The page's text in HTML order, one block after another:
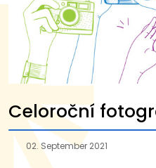
Celoroční
02. September 2021